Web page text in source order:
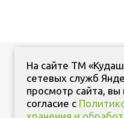
+7
На сайте ТМ
сетевых служб
просмотр сайта,
согласие с